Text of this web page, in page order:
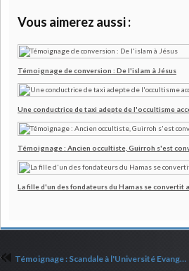
Vous aimerez aussi :
Témoignage de conversion : De l'islam à Jésus
Une conductrice de taxi adepte de l'occultisme
Témoignage : Ancien occultiste, Guirroh s'est
La fille d'un des fondateurs du Hamas se convertit
Témoignage : Scandale à l'Université Evangélique privée